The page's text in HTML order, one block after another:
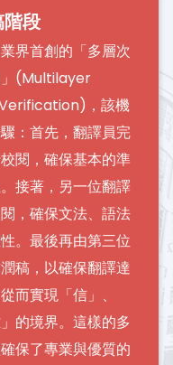
段
界首創的「多層次
」(Multilayer
，該機
：首先，翻譯員完
閱，確保基本的準
接著，另一位翻譯
，確保文法、語法
。最後再由第三位
稿，以確保翻譯達
而實現「信」、
」的境界。這樣的多
保了專業與優質的